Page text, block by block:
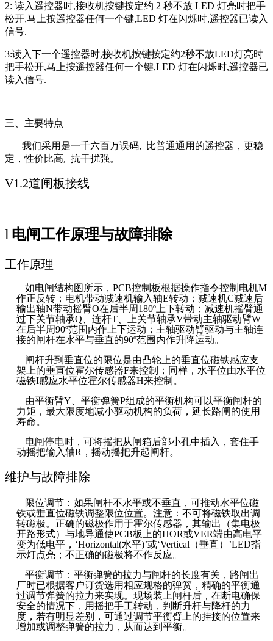
2: 读入遥控器时,接收机按键按定约 2 秒不放 LED 灯亮时把手
松开,马上按遥控器任何一个键,LED 灯在闪烁时,遥控器已读入
信号.
3:读入下一个遥控器时,接收机按键按定约2秒不放LED灯亮时
把手松开,马上按遥控器任何一个键,LED 灯在闪烁时,遥控器已
读入信号.
三、主要特点
我们采用是一千六百万误码, 比普通通用的遥控器，更稳
定，性价比高, 抗干扰强。
V1.2道闸板接线
l电闸工作原理与故障排除
工作原理
如电闸结构图所示，PCB控制板根据操作指令控制电机M
作正反转；电机带动减速机输入轴E转动；减速机C减速后
输出轴N带动摇臂O在后半周180º上下转动；减速机摇臂通
过下关节轴承Q、连杆T、上关节轴承V带动主轴驱动臂W
在后半周90º范围内作上下运动；主轴驱动臂驱动与主轴连
接的闸杆在水平与垂直的90º范围内作升降运动。
闸杆升到垂直位的限位是由凸轮上的垂直位磁铁感应支
架上的垂直位霍尔传感器F来控制；同样，水平位由水平位
磁铁I感应水平位霍尔传感器H来控制。
由平衡臂Y、平衡弹簧P组成的平衡机构可以平衡闸杆的
力矩，最大限度地减小驱动机构的负荷，延长路闸的使用
寿命。
电闸停电时，可将摇把从闸箱后部小孔中插入，套住手
动摇把输入轴R，摇动摇把升起闸杆。
维护与故障排除
限位调节：如果闸杆不水平或不垂直，可推动水平位磁
铁或垂直位磁铁调整限位位置。注意：不可将磁铁取出调
转磁极。正确的磁极作用于霍尔传感器，其输出（集电极
开路形式）与地导通使PCB板上的HOR或VER端由高电平
变为低电平，‘Horizontal(水平)’或‘Vertical（垂直）’LED指
示灯点亮；不正确的磁极将不作反应。
平衡调节：平衡弹簧的拉力与闸杆的长度有关，路闸出
厂时已根据客户订货选用相应规格的弹簧，精确的平衡通
过调节弹簧的拉力来实现。现场装上闸杆后，在断电确保
安全的情况下，用摇把手工转动，判断升杆与降杆的力
度，若有明显差别，可通过调节平衡臂上的挂接的位置来
增加或调整弹簧的拉力，从而达到平衡。